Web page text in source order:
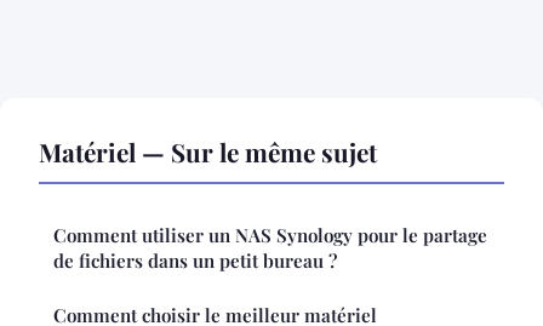
Matériel — Sur le même sujet
Comment utiliser un NAS Synology pour le partage
de fichiers dans un petit bureau ?
Comment choisir le meilleur matériel